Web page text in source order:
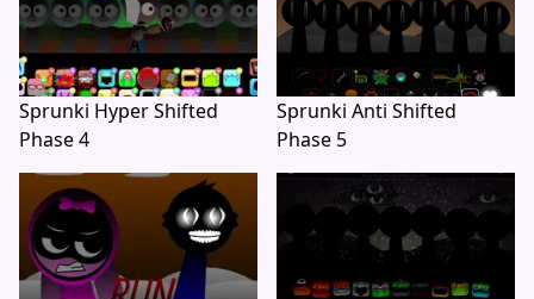
Sprunki Hyper Shifted
Phase 4
Sprunki Anti Shifted
Phase 5